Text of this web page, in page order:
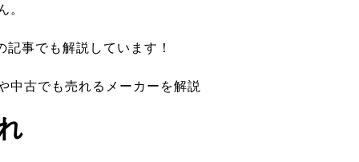
。
事でも解説しています！
中古でも売れるメーカーを解説